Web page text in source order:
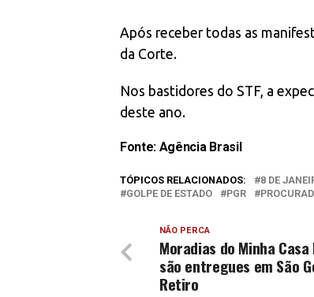
Após receber todas as
da Corte.
Nos bastidores do STF, a
deste ano.
Fonte: Agência Brasil
TÓPICOS RELACIONADOS: 8 DE
GOLPE DE ESTADO
PGR
NÃO PERCA
Moradias do Minha Casa
são entregues em São
Retiro